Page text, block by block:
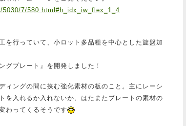
7/580.html#h_idx_iw_flex_1_4
を行っていて、小ロット多品種を中心とした旋盤加
グプレート』を開発しました！
ィングの間に挟む強化素材の板のこと。主にレーシ
を入れるか入れないか、はたまたプレートの素材の
わってくるそうです